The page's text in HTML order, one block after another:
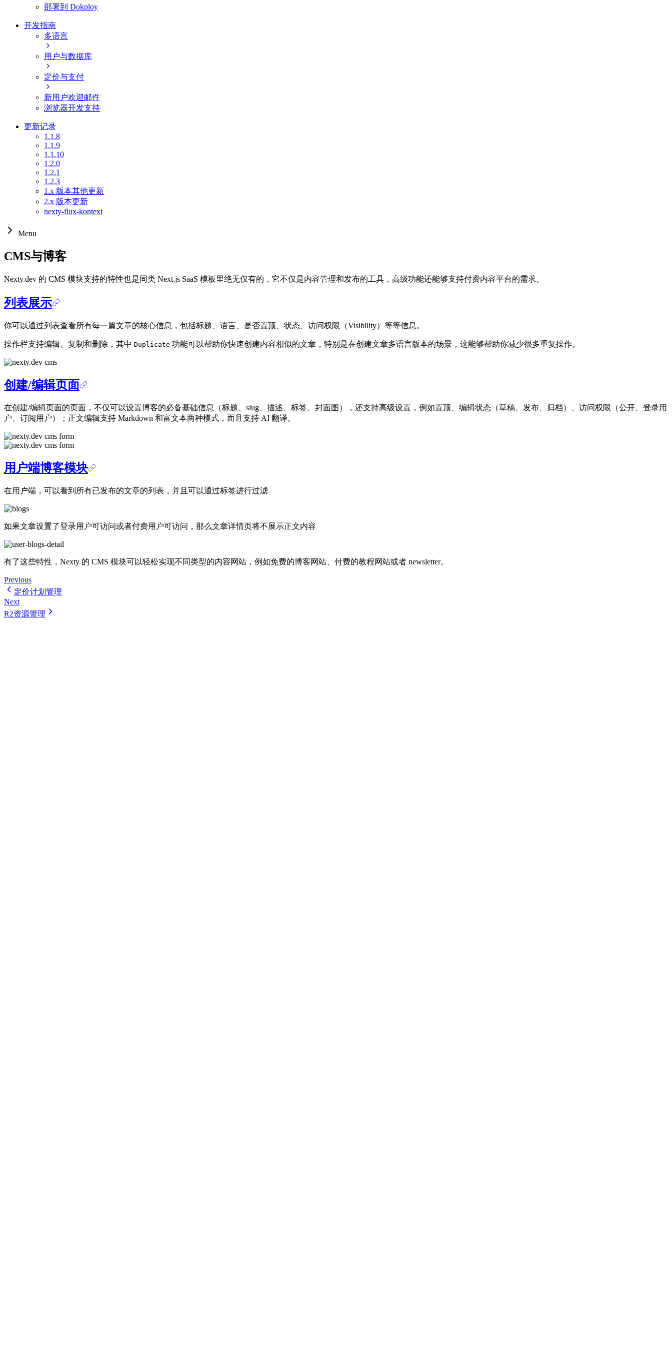
部署到 Dokploy
开发指南
多语言
用户与数据库
定价与支付
新用户欢迎邮件
浏览器开发支持
更新记录
1.1.8
1.1.9
1.1.10
1.2.0
1.2.1
1.2.3
1.x 版本其他更新
2.x 版本更新
nexty-flux-kontext
Menu
CMS与博客
Nexty.dev 的 CMS 模块支持的特性也是同类 Next.js SaaS 模板里绝无仅有的，它不仅是内容管理和发布的工具，高级功能还能够支持付费内容平台的需求。
列表展示
你可以通过列表查看所有每一篇文章的核心信息，包括标题、语言、是否置顶、状态、访问权限（Visibility）等等信息。
操作栏支持编辑、复制和删除，其中 Duplicate 功能可以帮助你快速创建内容相似的文章，特别是在创建文章多语言版本的场景，这能够帮助你减少很多重复操作。
创建/编辑页面
在创建/编辑页面的页面，不仅可以设置博客的必备基础信息（标题、slug、描述、标签、封面图），还支持高级设置，例如置顶、编辑状态（草稿、发布、归档）、访问权限（公开、登录用
户、订阅用户）；正文编辑支持 Markdown 和富文本两种模式，而且支持 AI 翻译。
用户端博客模块
在用户端，可以看到所有已发布的文章的列表，并且可以通过标签进行过滤
如果文章设置了登录用户可访问或者付费用户可访问，那么文章详情页将不展示正文内容
有了这些特性，Nexty 的 CMS 模块可以轻松实现不同类型的内容网站，例如免费的博客网站、付费的教程网站或者 newsletter。
Previous
定价计划管理
Next
R2资源管理